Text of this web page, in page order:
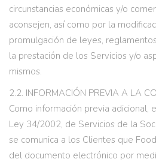
circunstancias económicas y/o
aconsejen, así como por la
promulgación de leyes,
la prestación de los Servicios y/o
mismos.
2.2. INFORMACIÓN PREVIA A LA
Como información previa adicional,
Ley 34/2002, de Servicios de la
se comunica a los Clientes que
del documento electrónico por